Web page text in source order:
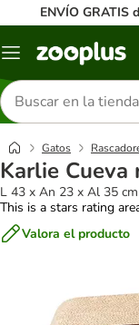
ENVÍO GRATIS
Menú
Buscar
productos
Gatos
Karlie Cueva
L 43 x An 23 x Al 35 cm
This is a stars rating
Valora el producto